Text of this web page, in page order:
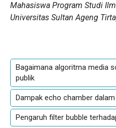
Mahasiswa Program Studi
Universitas Sultan Ageng
Bagaimana algoritma media
publik
Dampak echo chamber
Pengaruh filter bubble